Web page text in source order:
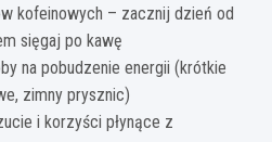
kofeinowych – zacznij dzień od
sięgaj po kawę
na pobudzenie energii (krótkie
zimny prysznic)
i korzyści płynące z